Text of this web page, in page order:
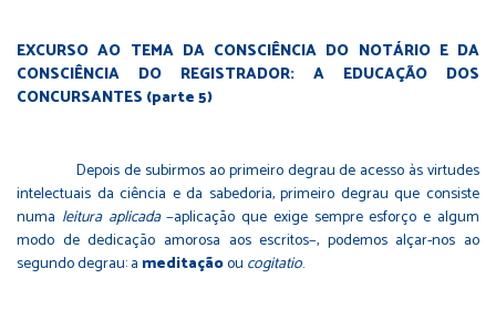
EXCURSO AO TEMA DA CONSCIÊNCIA DO NOTÁRIO E DA
CONSCIÊNCIA DO REGISTRADOR: A EDUCAÇÃO DOS
CONCURSANTES (parte 5)
Depois de subirmos ao primeiro degrau de acesso às virtudes
intelectuais da ciência e da sabedoria, primeiro degrau que consiste
numa leitura aplicada−aplicação que exige sempre esforço e algum
modo de dedicação amorosa aos escritos−, podemos alçar-nos ao
segundo degrau: a meditaçãoou cogitatio.